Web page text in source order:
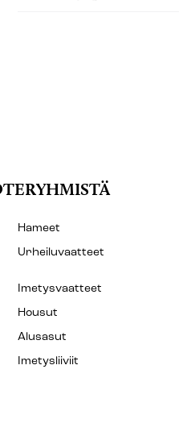
Hameet
Urheiluvaatteet
Imetysvaatteet
Housut
Alusasut
Imetysliiviit